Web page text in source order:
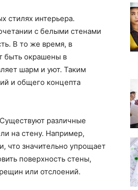
стилях интерьера.
с белыми стенами
В то же время, в
быть окрашены в
шарм и уют. Таким
и общего концепта
различные
на стену. Например,
что значительно упрощает
поверхность стены,
или отслоений.